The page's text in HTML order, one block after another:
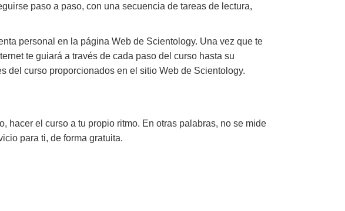
paso a paso, con una secuencia de tareas de lectura,
personal en la página Web de Scientology. Una vez que te
te guiará a través de cada paso del curso hasta su
del curso proporcionados en el sitio Web de Scientology.
hacer el curso a tu propio ritmo. En otras palabras, no se mide
para ti, de forma gratuita.